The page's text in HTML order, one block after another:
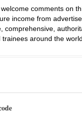
comments on
income from
comprehensive,
trainees around the